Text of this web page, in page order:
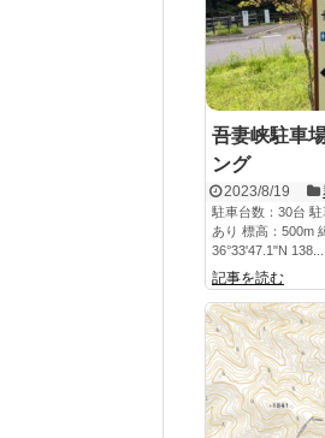
吾妻峡駐車
ング
2023/8/19
駐車台数：30台
あり 標高：500m
36°33'47.1"N 138...
記事を読む